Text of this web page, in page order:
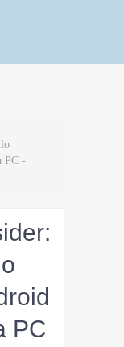
PC -
PC